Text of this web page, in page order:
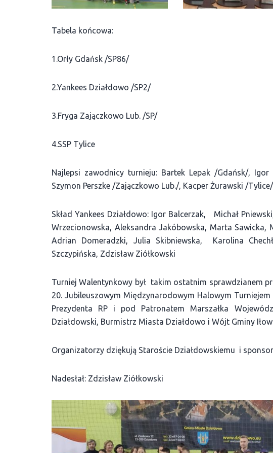
Tabela końcowa:
1.Orły Gdańsk /SP86/
2.Yankees Działdowo /SP2/
3.Fryga Zajączkowo Lub. /SP/
4.SSP Tylice
Najlepsi zawodnicy turnieju: Bartek Lepak /Gdańsk/, Igor
Szymon Perszke /Zajączkowo Lub./, Kacper Żurawski /
Skład Yankees Działdowo: Igor Balcerzak, Michał
Wrzecionowska, Aleksandra Jakóbowska, Marta Sawicka,
Adrian Domeradzki, Julia Skibniewska, Karolina
Szczypińska, Zdzisław Ziółkowski
Turniej Walentynkowy był takim ostatnim sprawdzianem
20. Jubileuszowym Międzynarodowym Halowym Turniejem
Prezydenta RP i pod Patronatem Marszałka
Działdowski, Burmistrz Miasta Działdowo i Wójt Gminy
Organizatorzy dziękują Staroście Działdowskiemu i
Nadesłał: Zdzisław Ziółkowski